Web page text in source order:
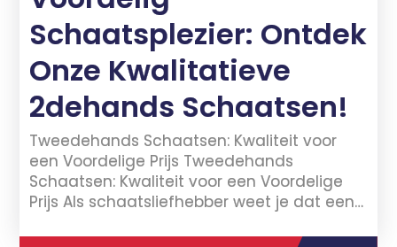
Schaatsplezier: Ontdek
Onze Kwalitatieve
2dehands Schaatsen!
Tweedehands Schaatsen: Kwaliteit voor
een Voordelige Prijs Tweedehands
Schaatsen: Kwaliteit voor een Voordelige
Prijs Als schaatsliefhebber weet je dat een…